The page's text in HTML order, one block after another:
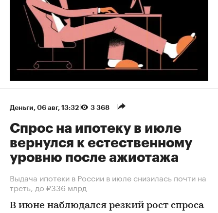
Деньги 06 авг, 13:32 3 368
Спрос на ипотеку в июле
вернулся к естественному
уровню после ажиотажа
Выдача ипотеки в России в июле снизилась почти на
треть, до ₽336 млрд
В июне наблюдался резкий рост спроса